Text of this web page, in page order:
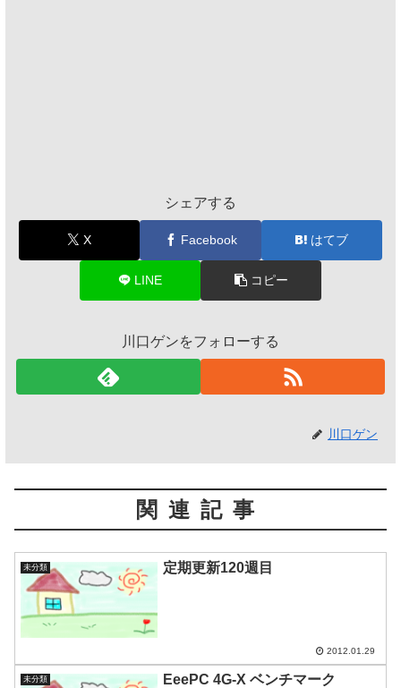
シェアする
X Facebook はてブ
LINE コピー
川口ゲンをフォローする
川口ゲン
関連記事
未分類 定期更新120週目
2012.01.29
未分類
EeePC 4G-X ベンチマーク